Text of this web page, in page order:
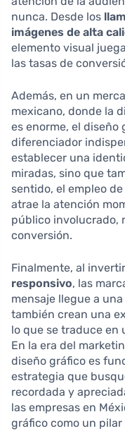
nunca. Desde los
imágenes de alta
elemento visual
las tasas de
Además, en un
mexicano, donde la
es enorme, el
diferenciador
establecer una
miradas, sino que
sentido, el empleo de
atrae la atención
público involucrado,
conversión.
Finalmente, al
responsivo, las
mensaje llegue a
también crean una
lo que se traduce en
En la era del
diseño gráfico es
estrategia que
recordada y
las empresas en
gráfico como un